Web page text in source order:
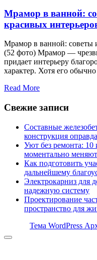
Мрамор в ванной:
красивых
Мрамор в ванной: советы
(52 фото) Мрамор —
придает интерьеру
характер. Хотя его
Read More
Свежие записи
Составные
конструкция
Уют без ремонта: 10
моментально
Как подготовить
дальнейшему
Электрокарниз для
надежную систему
Проектирование
пространство для
Тема WordPress